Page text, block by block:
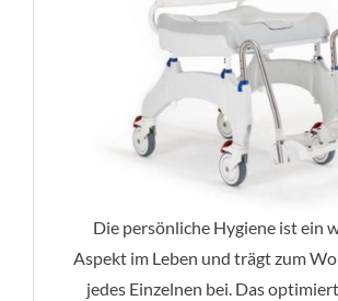
Die persönliche Hygiene ist ein
Aspekt im Leben und trägt zum
jedes Einzelnen bei. Das